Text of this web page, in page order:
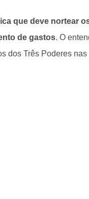
que deve nortear
de gastos. O
dos Três Poderes